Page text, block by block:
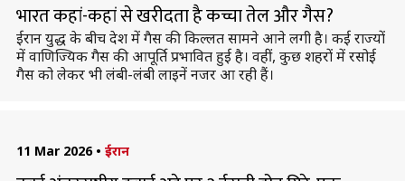
भारत कहां-कहां से खरीदता है कच्चा तेल और गैस?
ईरान युद्ध के बीच देश में गैस की किल्लत सामने आने लगी है। कई राज्यों
में वाणिज्यिक गैस की आपूर्ति प्रभावित हुई है। वहीं, कुछ शहरों में रसोई
गैस को लेकर भी लंबी-लंबी लाइनें नजर आ रही हैं।
11 Mar 2026 • ईरान